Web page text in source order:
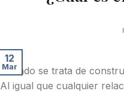
12
Mar
Cuando se trata de
Al igual que cualquier